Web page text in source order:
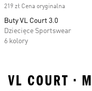
219 zł Cena oryginalna
Buty VL Court 3.0
Dziecięce Sportswear
6 kolory
VL COURT •